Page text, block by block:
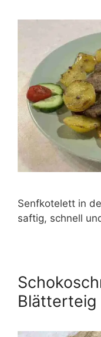
Senfkotelett in
saftig, schnell